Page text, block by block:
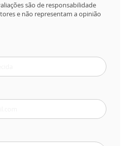
são de responsabilidade
e não representam a opinião